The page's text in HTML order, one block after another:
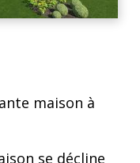
maison à
se décline